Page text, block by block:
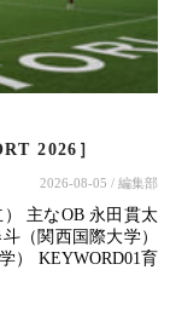
2026］
2026-08-05 / 編集部
主なOB 永田貫太
（関西国際大学）
） KEYWORD01育